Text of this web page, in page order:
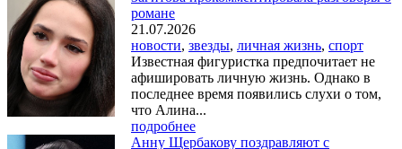
романе
21.07.2026
новости, звезды, личная жизнь, спорт
Известная фигуристка предпочитает не
афишировать личную жизнь. Однако в
последнее время появились слухи о том,
что Алина...
подробнее
Анну Щербакову поздравляют с